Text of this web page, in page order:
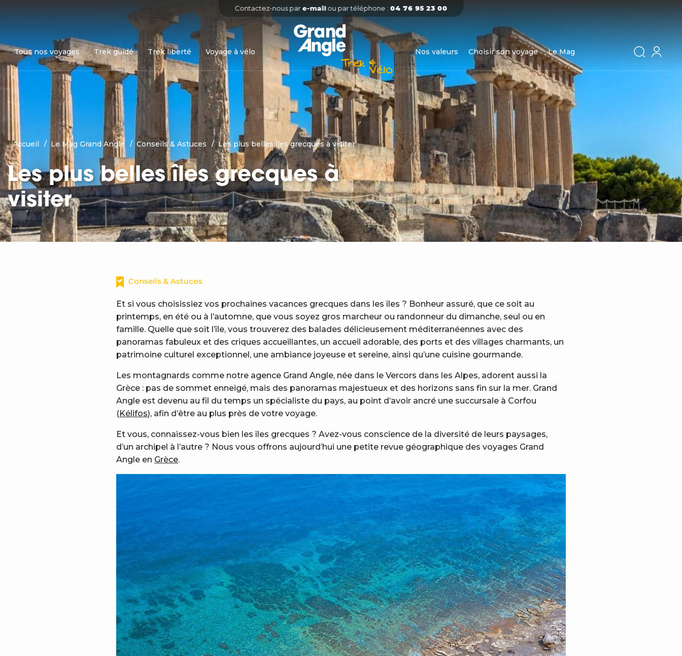
Contactez-nous pare-mailou par téléphone : 04 76 95 23 00
Tous nos voyages Trek guidé Trek liberté Voyage à vélo Nos valeurs Choisir son voyage Le Mag
Accueil Le Mag Grand Angle Conseils & Astuces Les plus belles îles grecques à visiter
Les plus belles îles grecques à
visiter
Conseils & Astuces
Et si vous choisissiez vos prochaines vacances grecques dans les îles ? Bonheur assuré, que ce soit au
printemps, en été ou à l’automne, que vous soyez gros marcheur ou randonneur du dimanche, seul ou en
famille. Quelle que soit l’île, vous trouverez des balades délicieusement méditerranéennes avec des
panoramas fabuleux et des criques accueillantes, un accueil adorable, des ports et des villages charmants, un
patrimoine culturel exceptionnel, une ambiance joyeuse et sereine, ainsi qu’une cuisine gourmande.
Les montagnards comme notre agence Grand Angle, née dans le Vercors dans les Alpes, adorent aussi la
Grèce : pas de sommet enneigé, mais des panoramas majestueux et des horizons sans fin sur la mer. Grand
Angle est devenu au fil du temps un spécialiste du pays, au point d’avoir ancré une succursale à Corfou
(Kélifos), afin d’être au plus près de votre voyage.
Et vous, connaissez-vous bien les îles grecques ? Avez-vous conscience de la diversité de leurs paysages,
d’un archipel à l’autre ? Nous vous offrons aujourd’hui une petite revue géographique des voyages Grand
Angle en Grèce.